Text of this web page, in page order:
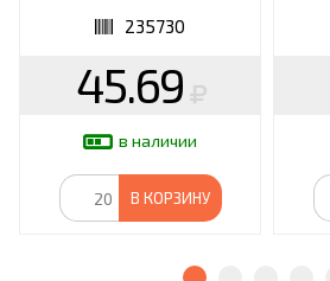
235730
45.69
в наличии
В КОРЗИНУ